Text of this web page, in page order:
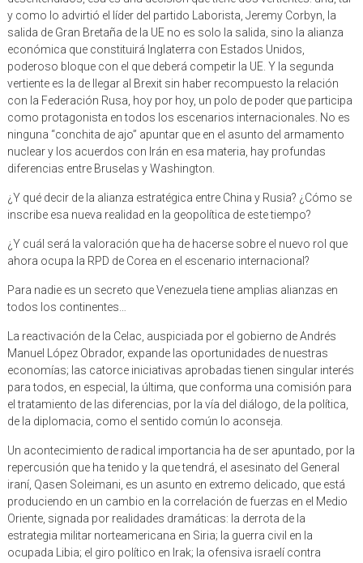
y como lo advirtió el líder del partido Laborista, Jeremy Corbyn, la
salida de Gran Bretaña de la UE no es solo la salida, sino la alianza
económica que constituirá Inglaterra con Estados Unidos,
poderoso bloque con el que deberá competir la UE. Y la segunda
vertiente es la de llegar al Brexit sin haber recompuesto la relación
con la Federación Rusa, hoy por hoy, un polo de poder que participa
como protagonista en todos los escenarios internacionales. No es
ninguna “conchita de ajo” apuntar que en el asunto del armamento
nuclear y los acuerdos con Irán en esa materia, hay profundas
diferencias entre Bruselas y Washington.
¿Y qué decir de la alianza estratégica entre China y Rusia? ¿Cómo se
inscribe esa nueva realidad en la geopolítica de este tiempo?
¿Y cuál será la valoración que ha de hacerse sobre el nuevo rol que
ahora ocupa la RPD de Corea en el escenario internacional?
Para nadie es un secreto que Venezuela tiene amplias alianzas en
todos los continentes…
La reactivación de la Celac, auspiciada por el gobierno de Andrés
Manuel López Obrador, expande las oportunidades de nuestras
economías; las catorce iniciativas aprobadas tienen singular interés
para todos, en especial, la última, que conforma una comisión para
el tratamiento de las diferencias, por la vía del diálogo, de la política,
de la diplomacia, como el sentido común lo aconseja.
Un acontecimiento de radical importancia ha de ser apuntado, por la
repercusión que ha tenido y la que tendrá, el asesinato del General
iraní, Qasen Soleimani, es un asunto en extremo delicado, que está
produciendo en un cambio en la correlación de fuerzas en el Medio
Oriente, signada por realidades dramáticas: la derrota de la
estrategia militar norteamericana en Siria; la guerra civil en la
ocupada Libia; el giro político en Irak; la ofensiva israelí contra